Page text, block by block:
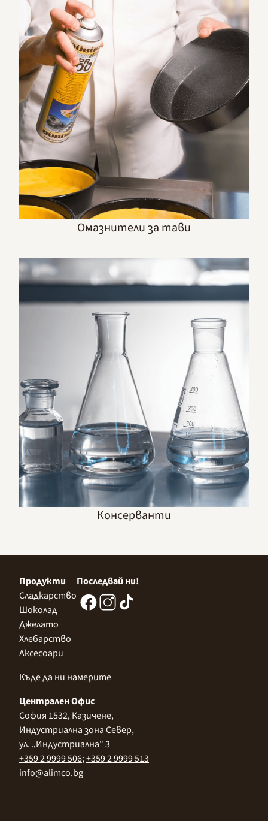
Омазнители за тави
Консерванти
Продукти
Сладкарство
Шоколад
Джелато
Хлебарство
Аксесоари
Последвай ни!
Къде да ни намерите
Централен Офис
София 1532, Казичене,
Индустриална зона Север,
ул. „Индустриална" 3
+359 2 9999 506;+359 2 9999 513
info@alimco.bg